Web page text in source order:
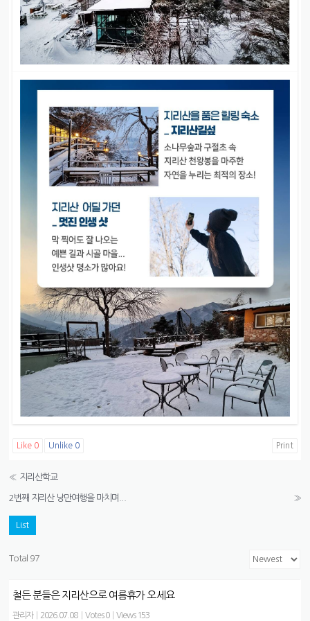
Like 0 Unlike 0 Print
« 지리산학교
2번째 지리산 낭만여행을 마치며... »
List
Total 97
철든 분들은 지리산으로 여름휴가 오세요
관리자 2026.07.08 Votes 0 Views 153